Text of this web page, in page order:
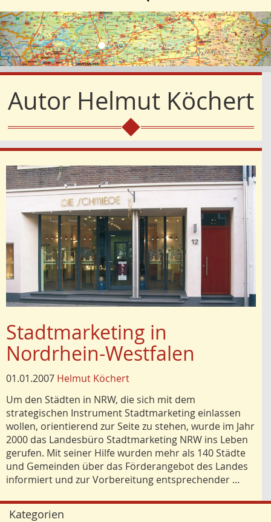
Vorherige
Autor Helmut Köchert
Stadtmarketing in
Nordrhein-Westfalen
01.01.2007 Helmut Köchert
Um den Städten in NRW, die sich mit dem
strategischen Instrument Stadtmarketing einlassen
wollen, orientierend zur Seite zu stehen, wurde im Jahr
2000 das Landesbüro Stadtmarketing NRW ins Leben
gerufen. Mit seiner Hilfe wurden mehr als 140 Städte
und Gemeinden über das Förderangebot des Landes
informiert und zur Vorbereitung entsprechender …
Kategorien